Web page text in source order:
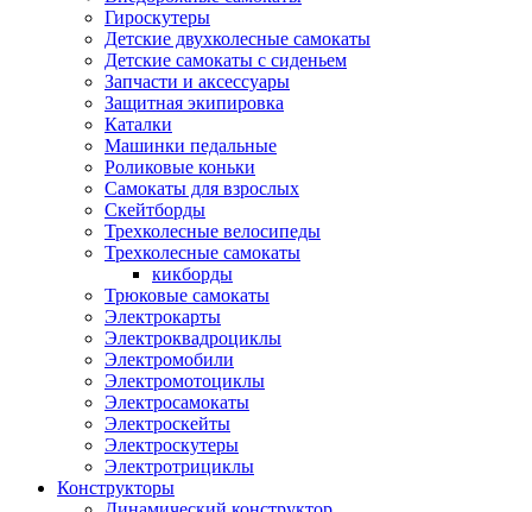
Гироскутеры
Детские двухколесные самокаты
Детские самокаты с сиденьем
Запчасти и аксессуары
Защитная экипировка
Каталки
Машинки педальные
Роликовые коньки
Самокаты для взрослых
Скейтборды
Трехколесные велосипеды
Трехколесные самокаты
кикборды
Трюковые самокаты
Электрокарты
Электроквадроциклы
Электромобили
Электромотоциклы
Электросамокаты
Электроскейты
Электроскутеры
Электротрициклы
Конструкторы